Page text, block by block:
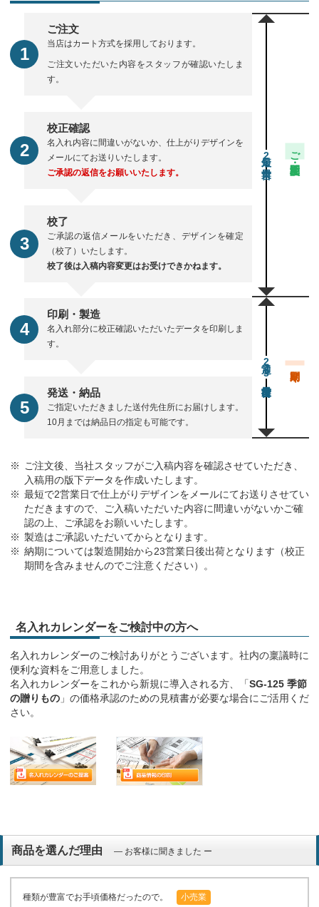
ご注文
当店はカート方式を採用しております。
ご注文いただいた内容をスタッフが確認いたしま
す。
校正確認
名入れ内容に間違いがないか、仕上がりデザインを
メールにてお送りいたします。
ご承認の返信をお願いいたします。
校了
ご承認の返信メールをいただき、デザインを確定
（校了）いたします。
校了後は入稿内容変更はお受けできかねます。
2 ご注文・校正期間
印刷・製造
名入れ部分に校正確認いただいたデータを印刷しま
す。
発送・納品
ご指定いただきました送付先住所にお届けします。
10月までは納品日の指定も可能です。
通常23営業日後出荷
ご注文後、当社スタッフがご入稿内容を確認させていただき、
入稿用の版下データを作成いたします。
最短で2営業日で仕上がりデザインをメールにてお送りさせてい
ただきますので、ご入稿いただいた内容に間違いがないかご確
認の上、ご承認をお願いいたします。
製造はご承認いただいてからとなります。
納期については製造開始から23営業日後出荷となります（校正
期間を含みませんのでご注意ください）。
名入れカレンダーをご検討中の方へ
名入れカレンダーのご検討ありがとうございます。社内の稟議時に
便利な資料をご用意しました。
名入れカレンダーをこれから新規に導入される方、「SG-125 季節
の贈りもの 」の価格承認のための見積書が必要な場合にご活用くだ
さい。
商品を選んだ理由 ― お客様に聞きました ー
種類が豊富でお手頃価格だったので。 小売業